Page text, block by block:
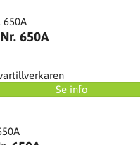
650A
Se info